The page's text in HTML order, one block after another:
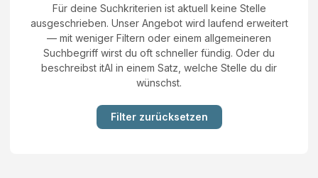
Für deine Suchkriterien ist aktuell keine Stelle
ausgeschrieben. Unser Angebot wird laufend erweitert
— mit weniger Filtern oder einem allgemeineren
Suchbegriff wirst du oft schneller fündig. Oder du
beschreibst itAI in einem Satz, welche Stelle du dir
wünschst.
Filter zurücksetzen